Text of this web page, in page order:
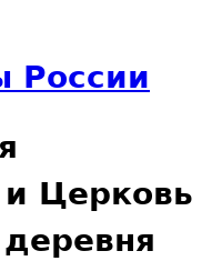
России
и Церковь